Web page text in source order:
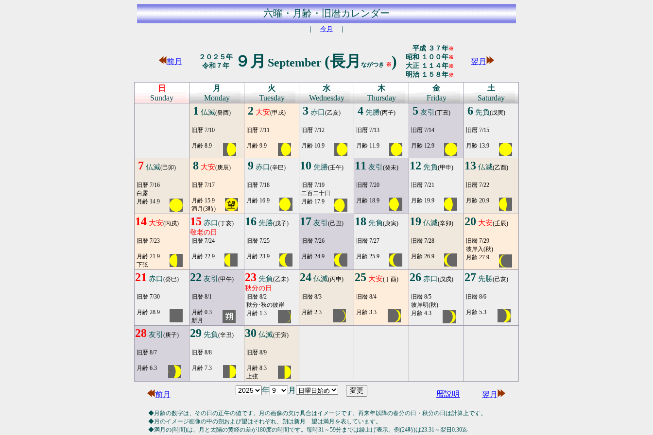
六曜・月齢・旧暦カレンダー
｜ 今月 ｜
前月
２０２５年
令和７年
９月 September (長月 ながつき ※)
平成 ３７年※
昭和 １００年※
大正 １１４年※
明治 １５８年※
翌月
日
Sunday
月
Monday
火
Tuesday
水
Wednesday
木
Thursday
金
Friday
土
Saturday
1 仏滅(癸酉)
旧暦 7/10
月齢 8.9
2 大安(甲戌)
旧暦 7/11
月齢 9.9
3 赤口(乙亥)
旧暦 7/12
月齢 10.9
4 先勝(丙子)
旧暦 7/13
月齢 11.9
5 友引 (丁丑)
旧暦 7/14
月齢 12.9
6 先負(戊寅)
旧暦 7/15
月齢 13.9
7 仏滅(己卯)
旧暦 7/16
白露
月齢 14.9
8 大安(庚辰)
旧暦 7/17
月齢 15.9
満月(3時)
9 赤口(辛巳)
旧暦 7/18
月齢 16.9
10 先勝(壬午)
旧暦 7/19
二百二十日
月齢 17.9
11 友引 (癸未)
旧暦 7/20
月齢 18.9
12 先負(甲申)
旧暦 7/21
月齢 19.9
13 仏滅(乙酉)
旧暦 7/22
月齢 20.9
14 大安(丙戌)
旧暦 7/23
月齢 21.9
下弦
15 赤口(丁亥)
敬老の日
旧暦 7/24
月齢 22.9
16 先勝(戊子)
旧暦 7/25
月齢 23.9
17 友引 (己丑)
旧暦 7/26
月齢 24.9
18 先負(庚寅)
旧暦 7/27
月齢 25.9
19 仏滅(辛卯)
旧暦 7/28
月齢 26.9
20 大安(壬辰)
旧暦 7/29
彼岸入(秋)
月齢 27.9
21 赤口(癸巳)
旧暦 7/30
月齢 28.9
22 友引 (甲午)
旧暦 8/1
月齢 0.3
新月
23 先負(乙未)
秋分の日
旧暦 8/2
秋分･秋の彼岸
月齢 1.3
24 仏滅(丙申)
旧暦 8/3
月齢 2.3
25 大安(丁酉)
旧暦 8/4
月齢 3.3
26 赤口(戊戌)
旧暦 8/5
彼岸明(秋)
月齢 4.3
27 先勝(己亥)
旧暦 8/6
月齢 5.3
28 友引 (庚子)
旧暦 8/7
月齢 6.3
29 先負(辛丑)
旧暦 8/8
月齢 7.3
30 仏滅(壬寅)
旧暦 8/9
月齢 8.3
上弦
前月
年 月 暦説明 翌月
◆月齢の数字は、その日の正午の値です。月の画像の欠け具合はイメージです。再来年以降の春分の日・秋分の日は計算上です。
◆月のイメージ画像の中の朔および望はそれぞれ、朔は新月 望は満月を表しています。
◆満月の(時間)は、月と太陽の黄経の差が180度の時間です。毎時31～59分までは繰上げ表示。例(24時)は23:31～翌日0:30迄